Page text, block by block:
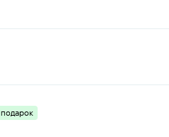
подарок